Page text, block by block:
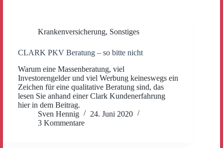
Krankenversicherung, Sonstiges
CLARK PKV Beratung – so bitte nicht
Warum eine Massenberatung, viel
Investorengelder und viel Werbung keineswegs ein
Zeichen für eine qualitative Beratung sind, das
lesen Sie anhand einer Clark Kundenerfahrung
hier in dem Beitrag.
Sven Hennig
24. Juni 2020
3 Kommentare